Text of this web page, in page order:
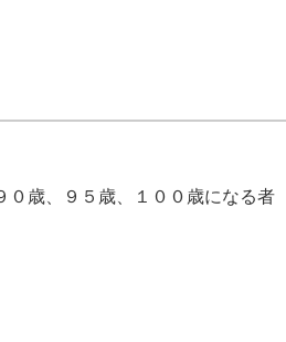
歳、９５歳、１００歳になる者